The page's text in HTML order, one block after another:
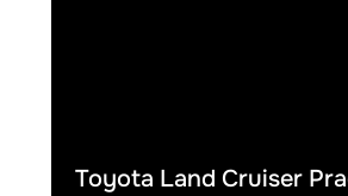
Toyota Land Cruiser